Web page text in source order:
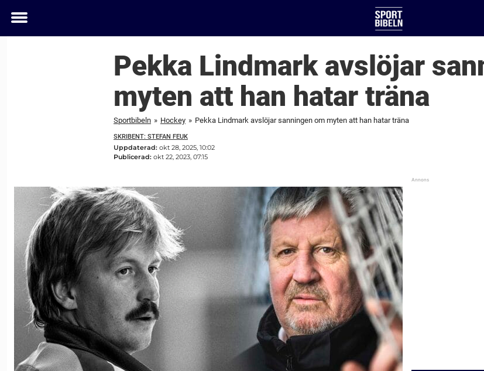
Toggle
Pekka Lindmark avslöjar
myten att han hatar träna
Sportbibeln » Hockey » Pekka Lindmark avslöjar sanningen om myten att han hatar träna
SKRIBENT: STEFAN FEUK
Uppdaterad: okt 28, 2025, 10:02
Publicerad: okt 22, 2023, 07:15